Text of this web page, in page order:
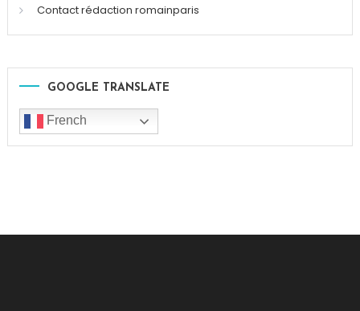
Contact rédaction romainparis
GOOGLE TRANSLATE
French